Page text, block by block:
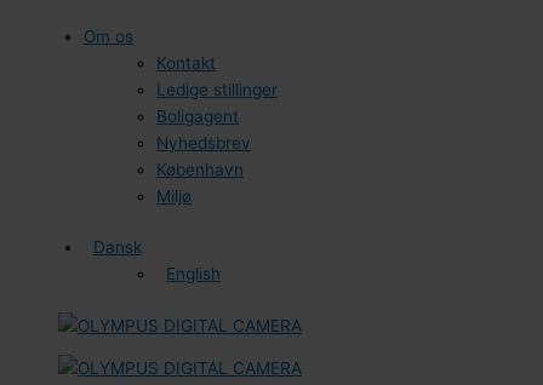
Om os
Kontakt
Ledige stillinger
Boligagent
Nyhedsbrev
København
Miljø
Dansk
English